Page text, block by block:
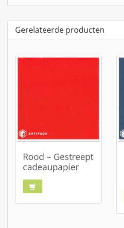
Gerelateerde producten
Rood – Gestreept
cadeaupapier